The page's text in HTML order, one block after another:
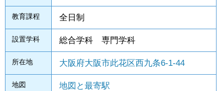
教育課程 全日制
設置学科 総合学科 専門学科
所在地 大阪府大阪市此花区西九条6-1-44
地図 地図と最寄駅